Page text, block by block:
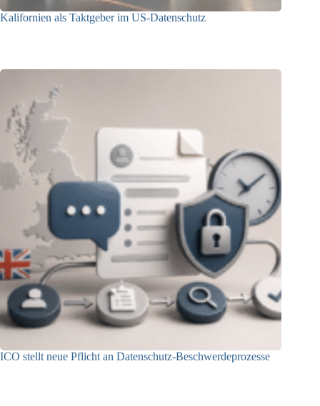
Kalifornien als Taktgeber im US-Datenschutz
ICO stellt neue Pflicht an Datenschutz-Beschwerdeprozesse